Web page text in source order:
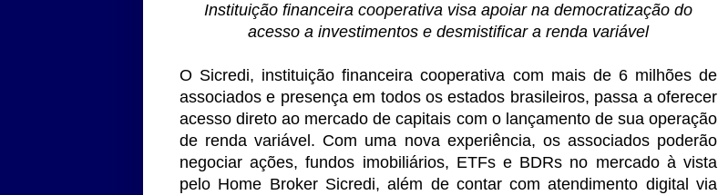
Instituição financeira cooperativa visa apoiar na democratização do
acesso a investimentos e desmistificar a renda variável
O Sicredi, instituição financeira cooperativa com mais de 6 milhões de
associados e presença em todos os estados brasileiros, passa a oferecer
acesso direto ao mercado de capitais com o lançamento de sua operação
de renda variável. Com uma nova experiência, os associados poderão
negociar ações, fundos imobiliários, ETFs e BDRs no mercado à vista
pelo Home Broker Sicredi, além de contar com atendimento digital via